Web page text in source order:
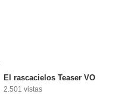
El rascacielos Teaser VO
2.501 vistas